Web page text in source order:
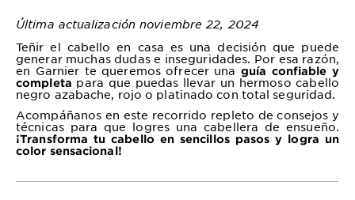
Última actualización noviembre 22, 2024
Teñir el cabello en casa es una decisión que puede
generar muchas dudas e inseguridades. Por esa razón,
en Garnier te queremos ofrecer una guía confiable y
completa para que puedas llevar un hermoso cabello
negro azabache, rojo o platinado con total seguridad.
Acompáñanos en este recorrido repleto de consejos y
técnicas para que logres una cabellera de ensueño.
¡Transforma tu cabello en sencillos pasos y logra un
color sensacional!